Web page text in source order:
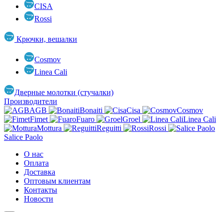
CISA
Rossi
Крючки, вешалки
Cosmov
Linea Cali
Дверные молотки (стучалки)
Производители
AGB
Bonaiti Cisa
Cosmov
Fimet
Fuaro Groel
Linea Cali
Mottura
Reguitti
Rossi
Salice Paolo
О нас
Оплата
Доставка
Оптовым клиентам
Контакты
Новости